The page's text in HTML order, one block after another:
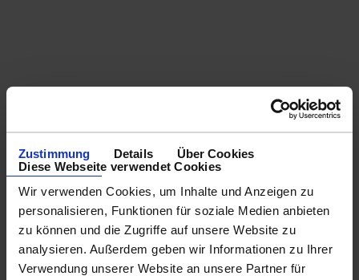
Zustimmung Details
Über Cookies
Diese Webseite verwendet Cookies
Wir verwenden Cookies, um Inhalte und Anzeigen zu
personalisieren, Funktionen für soziale Medien anbieten
zu können und die Zugriffe auf unsere Website zu
analysieren. Außerdem geben wir Informationen zu Ihrer
Verwendung unserer Website an unsere Partner für